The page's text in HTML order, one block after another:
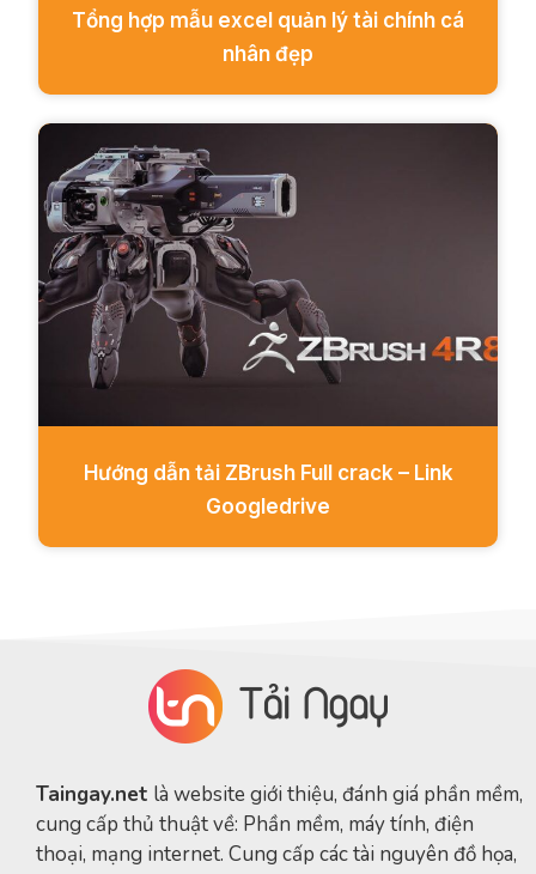
Tổng hợp mẫu excel quản lý tài chính cá
nhân đẹp
Hướng dẫn tải ZBrush Full crack – Link
Googledrive
Taingay.net là website giới thiệu, đánh giá phần mềm,
cung cấp thủ thuật về: Phần mềm, máy tính, điện
thoại, mạng internet. Cung cấp các tài nguyên đồ họa,